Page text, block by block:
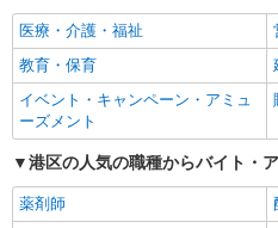
医療・介護・福祉
教育・保育
イベント・キャンペーン・アミュ
ーズメント
港区の人気の職種からバイト・
薬剤師